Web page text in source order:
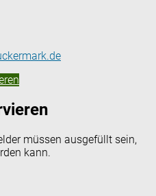
müssen ausgefüllt sein,
kann.